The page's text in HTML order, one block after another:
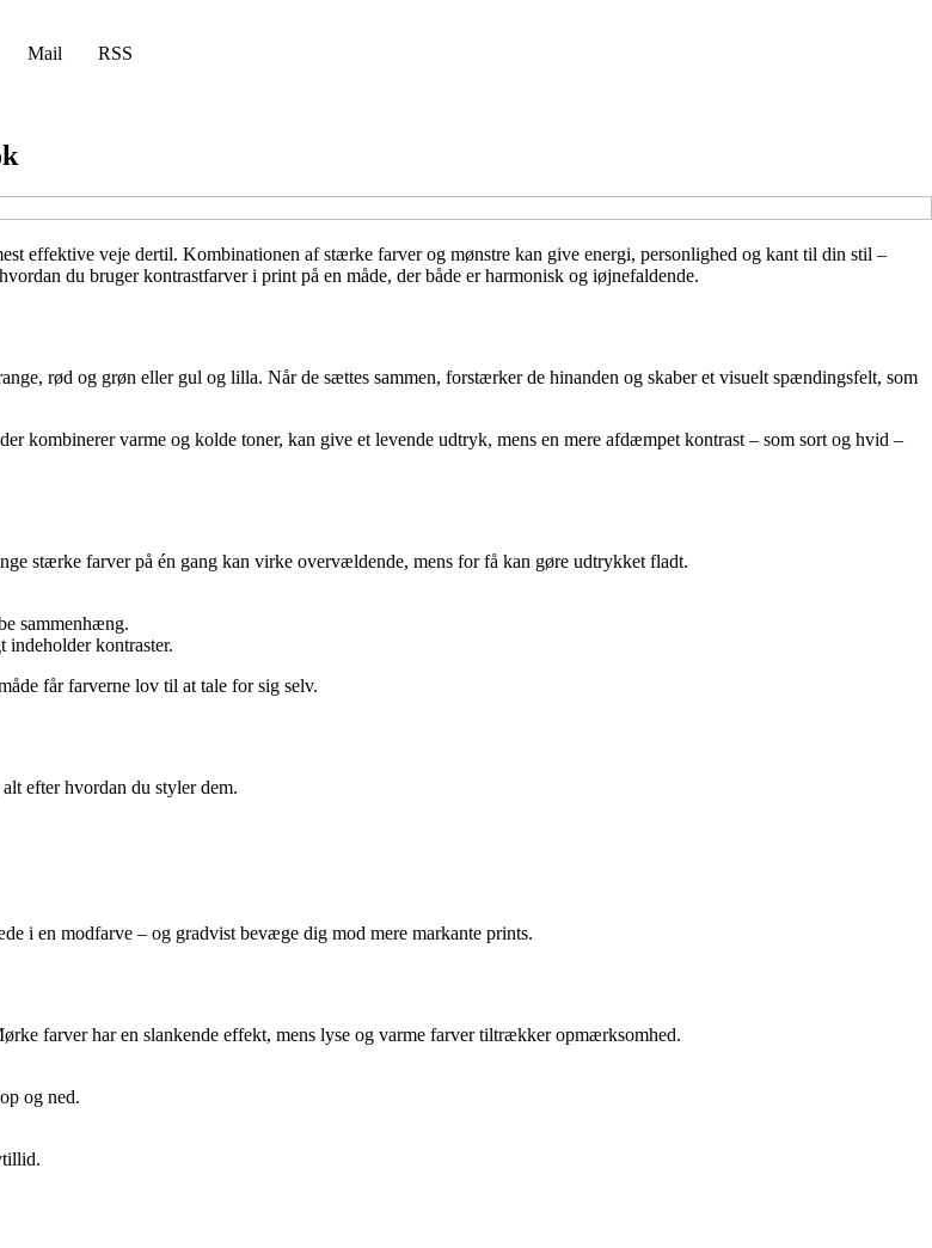
Mail RSS
effektive veje dertil. Kombinationen af stærke farver og mønstre kan give energi, personlighed og kant til din stil –
du bruger kontrastfarver i print på en måde, der både er harmonisk og iøjnefaldende.
rød og grøn eller gul og lilla. Når de sættes sammen, forstærker de hinanden og skaber et visuelt spændingsfelt, som
kombinerer varme og kolde toner, kan give et levende udtryk, mens en mere afdæmpet kontrast – som sort og hvid –
stærke farver på én gang kan virke overvældende, mens for få kan gøre udtrykket fladt.
sammenhæng.
indeholder kontraster.
får farverne lov til at tale for sig selv.
efter hvordan du styler dem.
i en modfarve – og gradvist bevæge dig mod mere markante prints.
farver har en slankende effekt, mens lyse og varme farver tiltrækker opmærksomhed.
og ned.